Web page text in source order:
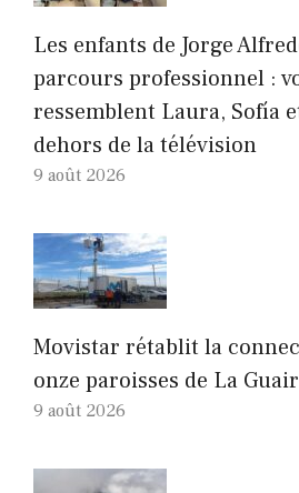
Les enfants de Jorge
parcours professionnel :
ressemblent Laura, Sofía
dehors de la télévision
9 août 2026
Movistar rétablit la
onze paroisses de La
9 août 2026